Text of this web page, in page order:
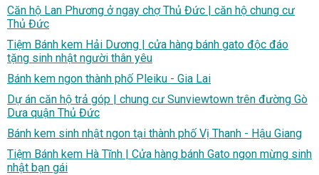
Căn hộ Lan Phương ở ngay chợ Thủ Đức | căn hộ chung cư
Thủ Đức
Tiệm Bánh kem Hải Dương | cửa hàng bánh gato độc đáo
tặng sinh nhật người thân yêu
Bánh kem ngon thành phố Pleiku - Gia Lai
Dự án căn hộ trả góp | chung cư Sunviewtown trên đường Gò
Dưa quận Thủ Đức
Bánh kem sinh nhật ngon tại thành phố Vị Thanh - Hậu Giang
Tiệm Bánh kem Hà Tĩnh | Cửa hàng bánh Gato ngon mừng sinh
nhật bạn gái